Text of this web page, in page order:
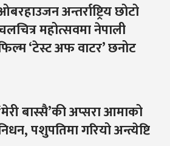
अन्तर्राष्ट्रिय छोटो
महोत्सवमा नेपाली
‘टेस्ट अफ वाटर’ छनोट
बास्सै’की अप्सरा आमाको
पशुपतिमा गरियो अन्त्येष्टि